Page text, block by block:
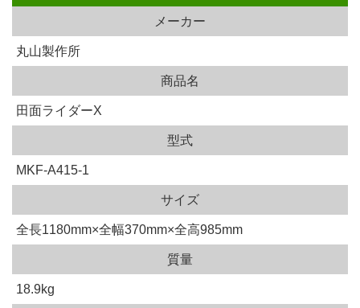
メーカー
丸山製作所
商品名
田面ライダーX
型式
MKF-A415-1
サイズ
全長1180mm×全幅370mm×全高985mm
質量
18.9kg